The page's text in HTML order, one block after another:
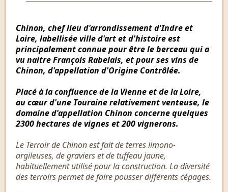
Chinon, chef lieu d'arrondissement d'Indre et
Loire, labellisée ville d'art et d'histoire est
principalement connue pour être le berceau qui a
vu naitre François Rabelais, et pour ses vins de
Chinon, d'appellation d'Origine Contrôlée.
Placé à la confluence de la Vienne et de la Loire,
au cœur d'une Touraine relativement venteuse, le
domaine d'appellation Chinon concerne quelques
2300 hectares de vignes et 200 vignerons.
Le Terroir de Chinon est fait de terres limono-
argileuses, de graviers et de tuffeau jaune,
habituellement utilisé pour la construction. La diversité
des terroirs permet de faire pousser différents cépages.